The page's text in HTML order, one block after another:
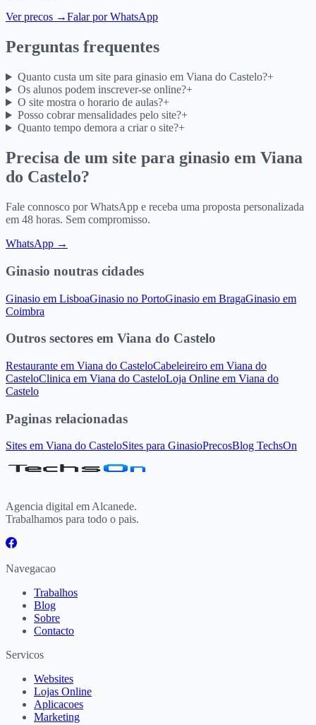
Ver precos →Falar por WhatsApp
Perguntas frequentes
Quanto custa um site para ginasio em Viana do Castelo?+
Os alunos podem inscrever-se online?+
O site mostra o horario de aulas?+
Posso cobrar mensalidades pelo site?+
Quanto tempo demora a criar o site?+
Precisa de um site para ginasio em Viana
do Castelo?
Fale connosco por WhatsApp e receba uma proposta personalizada
em 48 horas. Sem compromisso.
WhatsApp →
Ginasio noutras cidades
Ginasio em LisboaGinasio no PortoGinasio em BragaGinasio em
Coimbra
Outros sectores em Viana do Castelo
Restaurante em Viana do CasteloCabeleireiro em Viana do
CasteloClinica em Viana do CasteloLoja Online em Viana do
Castelo
Paginas relacionadas
Sites em Viana do CasteloSites para GinasioPrecosBlog TechsOn
Agencia digital em Alcanede.
Trabalhamos para todo o pais.
Navegacao
Trabalhos
Blog
Sobre
Contacto
Servicos
Websites
Lojas Online
Aplicacoes
Marketing